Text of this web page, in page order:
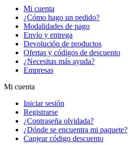
Mi cuenta
¿Cómo hago un pedido?
Modalidades de pago
Envío y entrega
Devolución de productos
Ofertas y códigos de descuento
¿Necesitas más ayuda?
Empresas
Mi cuenta
Iniciar sesión
Registrarse
¿Contraseña olvidada?
¿Dónde se encuentra mi paquete?
Canjear código descuento